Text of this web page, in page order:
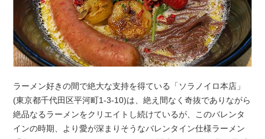
ラーメン好きの間で絶大な支持を得ている「ソラノイロ本店」
(東京都千代田区平河町1-3-10)は、絶え間なく奇抜でありながら
絶品なるラーメンをクリエイトし続けているが、このバレンタ
インの時期、より愛が深まりそうなバレンタイン仕様ラーメン